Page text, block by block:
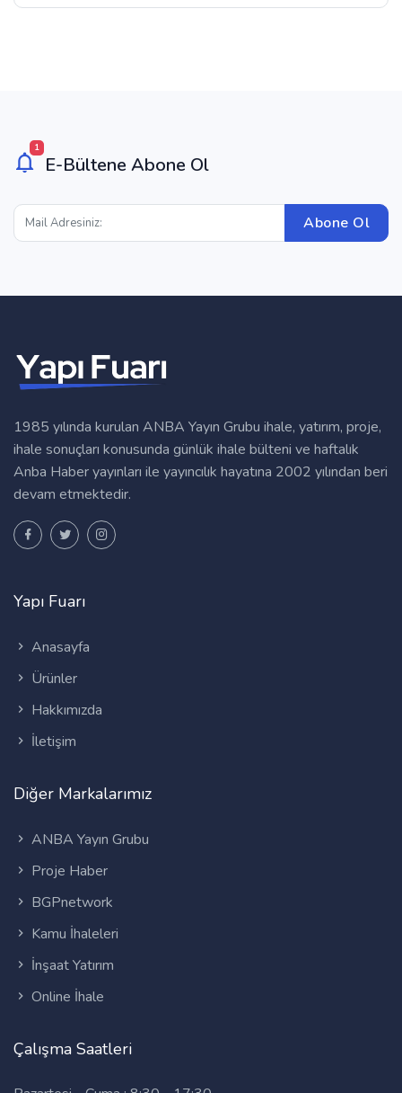
1
E-Bültene Abone Ol
Abone Ol
1985 yılında kurulan ANBA Yayın Grubu ihale, yatırım, proje,
ihale sonuçları konusunda günlük ihale bülteni ve haftalık
Anba Haber yayınları ile yayıncılık hayatına 2002 yılından beri
devam etmektedir.
Yapı Fuarı
Anasayfa
Ürünler
Hakkımızda
İletişim
Diğer Markalarımız
ANBA Yayın Grubu
Proje Haber
BGPnetwork
Kamu İhaleleri
İnşaat Yatırım
Online İhale
Çalışma Saatleri